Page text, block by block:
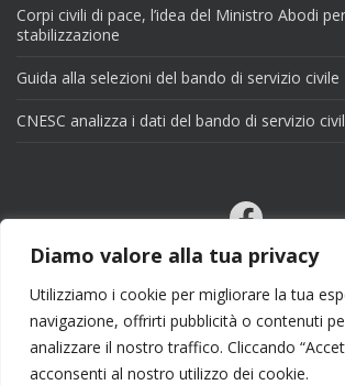
Diamo valore alla tua privacy
Utilizziamo i cookie per migliorare la tua
navigazione, offrirti pubblicità o contenuti
analizzare il nostro traffico. Cliccando
acconsenti al nostro utilizzo dei cookie.
Corpi civili di pace, l’idea del Ministro Abodi
stabilizzazione
Guida alla selezioni del bando di servizio civile
CNESC analizza i dati del bando di servizio
Email
X